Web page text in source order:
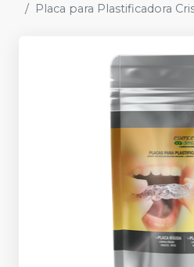
Placa para Plastificadora